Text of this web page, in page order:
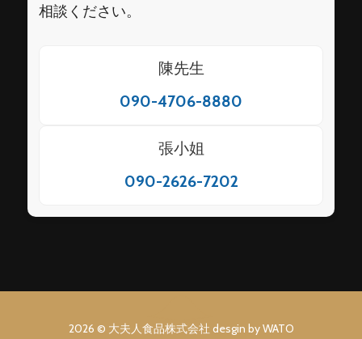
相談ください。
陳先生
090-4706-8880
張小姐
090-2626-7202
2026 © 大夫人食品株式会社 desgin by WATO